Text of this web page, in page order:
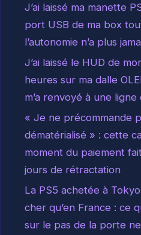
J’ai laissé ma manette
port USB de ma box
l’autonomie n’a plus
J’ai laissé le HUD de
heures sur ma dalle
m’a renvoyé à une
« Je ne précommande
dématérialisé » : cette
moment du paiement
jours de rétractation
La PS5 achetée à
cher qu’en France : ce
sur le pas de la porte